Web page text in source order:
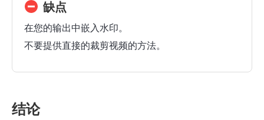
缺点
在您的输出中嵌入水印。
不要提供直接的裁剪视频的方法。
结论